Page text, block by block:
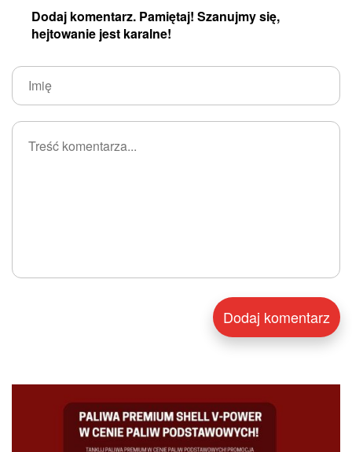
Dodaj komentarz. Pamiętaj! Szanujmy się,
hejtowanie jest karalne!